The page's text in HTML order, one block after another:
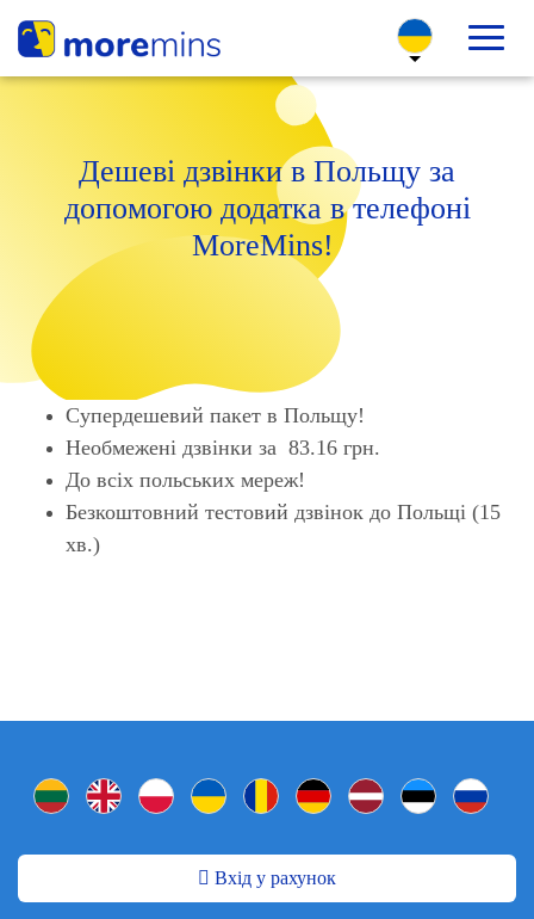
Дешеві дзвінки в Польщу за
допомогою додатка в телефоні
MoreMins!
Супердешевий пакет в Польщу!
Необмежені дзвінки за 83.16 грн.
До всіх польських мереж!
Безкоштовний тестовий дзвінок до Польщі (15
хв.)
Вхід у рахунок